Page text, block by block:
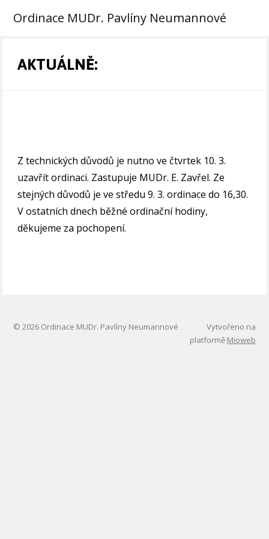
Ordinace MUDr. Pavlíny Neumannové
AKTUÁLNĚ:
Z technických důvodů je nutno ve čtvrtek 10. 3.
uzavřít ordinaci. Zastupuje MUDr. E. Zavřel. Ze
stejných důvodů je ve středu 9. 3. ordinace do 16,30.
V ostatních dnech běžné ordinační hodiny,
děkujeme za pochopení.
© 2026 Ordinace MUDr. Pavlíny Neumannové
Vytvořeno na
platformě Mioweb